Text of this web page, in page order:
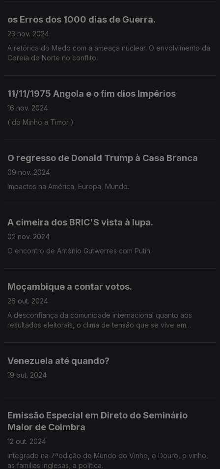
os Erros dos 1000 dias de Guerra.
23 nov. 2024
A retórica do Medo com a ameaça nuclear. O envolvimento da
Coreia do Norte no conflito.
11/11/1975 Angola e o fim dios Impérios
16 nov. 2024
( do Minho a Timor )
O regresso de Donald Trump à Casa Branca
09 nov. 2024
Impactos na América, Europa, Mundo.
A cimeira dos BRIC'S vista à lupa.
02 nov. 2024
O encontro de António Gutwerres com Putin.
Moçambique a contar votos.
26 out. 2024
A desconfiança da comunidade internacional quanto aos
resultados eleitorais, o clima de tensão que se vive em
Venezuela até quando?
19 out. 2024
Emissão Especial em Direto do Seminário
Maior de Coimbra
12 out. 2024
integrado na 7ªedição do Mundo do Vinho, o Douro, o vinho,
as familias inglesas, a política.